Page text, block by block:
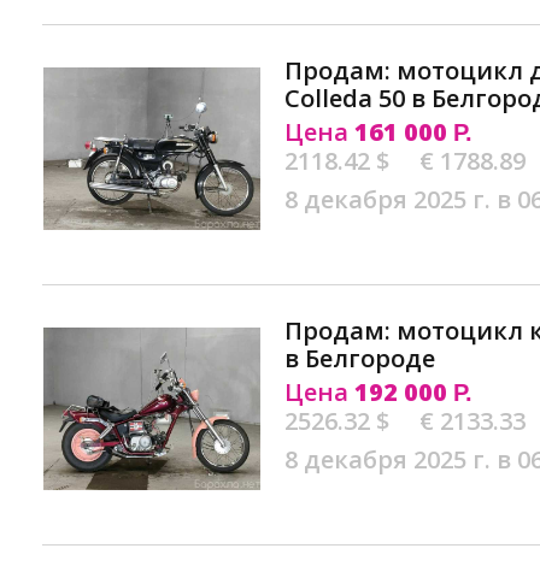
Продам: мотоцикл
Colleda 50 в
Цена 161 000 Р.
2118.42 $
€ 1788.89
8 декабря 2025 г. в
Продам: мотоцикл
в Белгороде
Цена 192 000 Р.
2526.32 $
€ 2133.33
8 декабря 2025 г. в